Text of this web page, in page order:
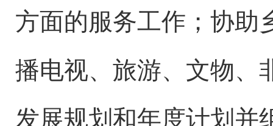
方面的服务工作；协助
播电视、旅游、 文物、
发展规划和年度计划并